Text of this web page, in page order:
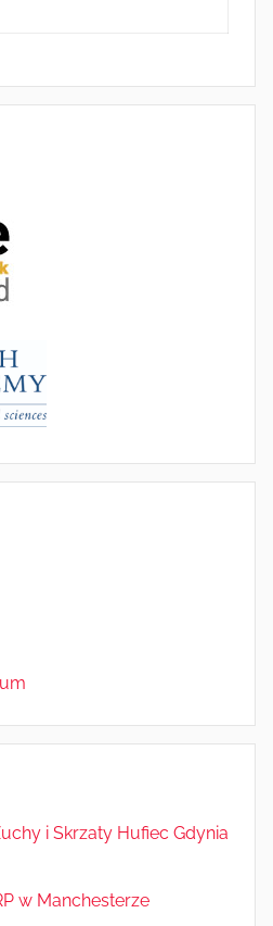
i Skrzaty Hufiec Gdynia
w Manchesterze